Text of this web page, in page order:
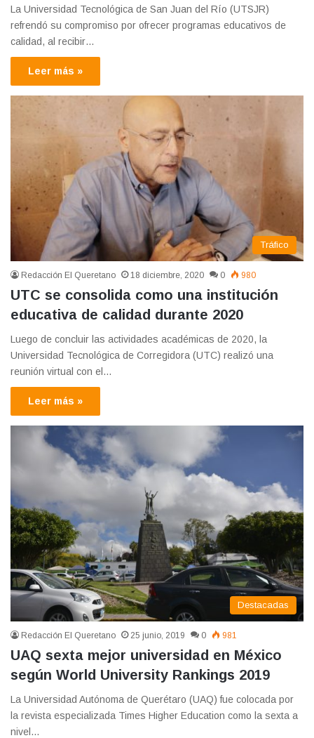
La Universidad Tecnológica de San Juan del Río (UTSJR)
refrendó su compromiso por ofrecer programas educativos de
calidad, al recibir…
Leer más »
Tráfico
Redacción El Queretano 18 diciembre, 2020 0 980
UTC se consolida como una institución
educativa de calidad durante 2020
Luego de concluir las actividades académicas de 2020, la
Universidad Tecnológica de Corregidora (UTC) realizó una
reunión virtual con el…
Leer más »
Destacadas
Redacción El Queretano 25 junio, 2019 0 981
UAQ sexta mejor universidad en México
según World University Rankings 2019
La Universidad Autónoma de Querétaro (UAQ) fue colocada por
la revista especializada Times Higher Education como la sexta a
nivel…